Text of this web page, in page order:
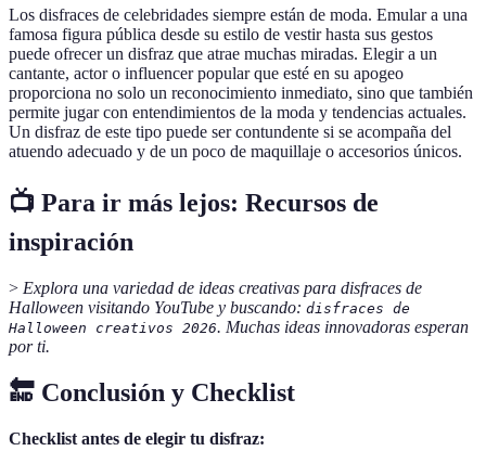
Los disfraces de celebridades siempre están de moda. Emular a una
famosa figura pública desde su estilo de vestir hasta sus gestos
puede ofrecer un disfraz que atrae muchas miradas. Elegir a un
cantante, actor o influencer popular que esté en su apogeo
proporciona no solo un reconocimiento inmediato, sino que también
permite jugar con entendimientos de la moda y tendencias actuales.
Un disfraz de este tipo puede ser contundente si se acompaña del
atuendo adecuado y de un poco de maquillaje o accesorios únicos.
📺 Para ir más lejos: Recursos de
inspiración
> Explora una variedad de ideas creativas para disfraces de
Halloween visitando YouTube y buscando: disfraces de
Halloween creativos 2026. Muchas ideas innovadoras esperan
por ti.
🔚 Conclusión y Checklist
Checklist antes de elegir tu disfraz: